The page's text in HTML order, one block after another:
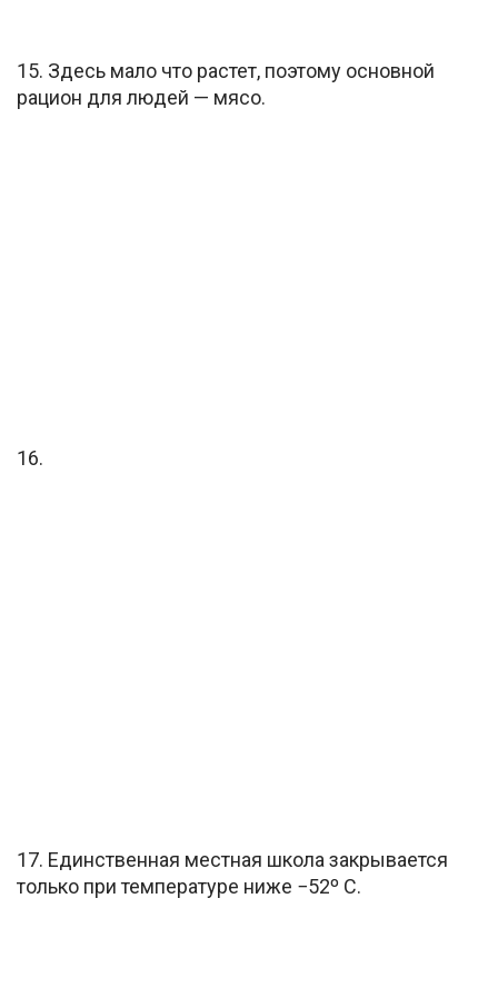
15. Здесь мало что растет, поэтому основной
рацион для людей — мясо.
16.
17. Единственная местная школа закрывается
только при температуре ниже −52º С.